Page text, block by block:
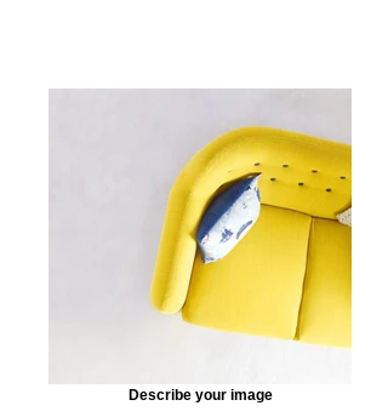
Describe your image